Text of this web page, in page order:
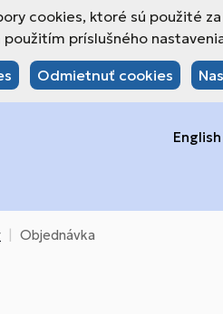
cookies, ktoré sú použité
príslušného
Odmietnuť cookies
English
Objednávka